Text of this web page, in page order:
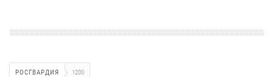
РОСГВАРДИЯ 1200